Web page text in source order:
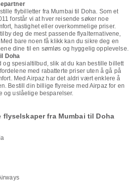
flybilletter fra Mumbai til Doha. Som et
forstår vi at hver reisende søker noe
hastighet eller overkommelige priser.
deg de mest passende flyalternativene,
bare noen få klikk kan du sikre deg en
dine til en sømløs og hyggelig opplevelse.
Doha
og spesialtilbud, slik at du kan bestille billett
med rabatterte priser uten å gå på
Med Airpaz har det aldri vært enklere å
Bestill din billige flyreise med Airpaz for en
og uslåelige besparelser.
fra Mumbai til Doha